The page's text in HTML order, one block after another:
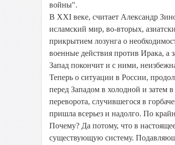
войны".
В XXI веке, считает Александр
исламский мир, во-вторых,
прикрытием лозунга о
военные действия против Ирака, а
Запад покончит и с ними,
Теперь о ситуации в России,
перед Западом в холодной и затем
переворота, случившегося в
пришла всерьез и надолго. По
Почему? Да потому, что в
существующую систему.